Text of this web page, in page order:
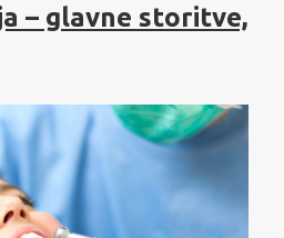
– glavne storitve,